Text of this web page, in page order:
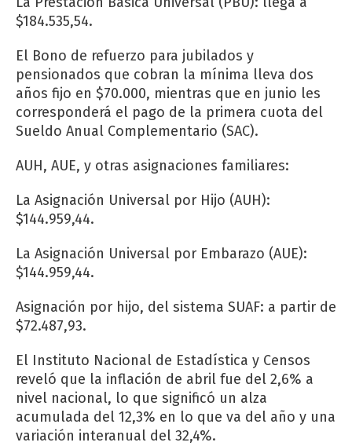
$184.535,54.
El Bono de refuerzo para jubilados y
pensionados que cobran la mínima lleva dos
años fijo en $70.000, mientras que en junio les
corresponderá el pago de la primera cuota del
Sueldo Anual Complementario (SAC).
AUH, AUE, y otras asignaciones familiares:
La Asignación Universal por Hijo (AUH):
$144.959,44.
La Asignación Universal por Embarazo (AUE):
$144.959,44.
Asignación por hijo, del sistema SUAF: a partir de
$72.487,93.
El Instituto Nacional de Estadística y Censos
reveló que la inflación de abril fue del 2,6% a
nivel nacional, lo que significó un alza
acumulada del 12,3% en lo que va del año y una
variación interanual del 32,4%.